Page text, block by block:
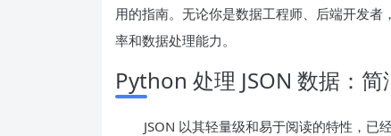
用的指南。无论你是数据工程师、后端开发
率和数据处理能力。
Python 处理 JSON 数据：
JSON 以其轻量级和易于阅读的特性，已